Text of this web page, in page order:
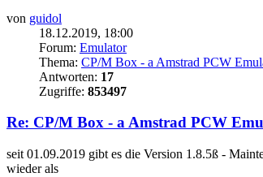
von guidol
18.12.2019, 18:00
Forum: Emulator
Thema: CP/M Box - a Amstrad PCW
Antworten: 17
Zugriffe: 853497
Re: CP/M Box - a Amstrad PCW
seit 01.09.2019 gibt es die Version 1.8.5ß -
wieder als